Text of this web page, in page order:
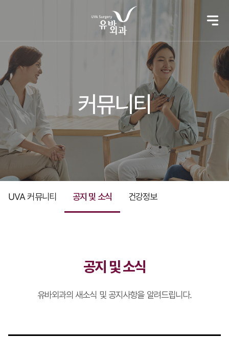
커뮤니티
UVA 커뮤니티 공지 및 소식 건강정보
공지 및 소식
유바외과의 새소식 및 공지사항을 알려드립니다.